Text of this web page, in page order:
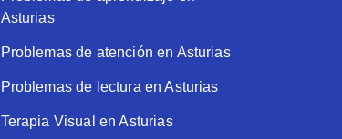
Asturias
Problemas de atención en Asturias
Problemas de lectura en Asturias
Terapia Visual en Asturias